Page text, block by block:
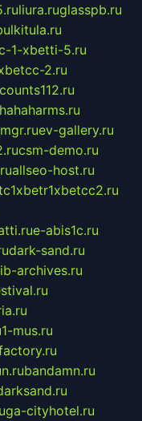
liura.ruglasspb.ru
1-xbetti-5.ru
2.ru
ev-gallery.ru
csm-demo.ru
allseo-host.ru
e-abis1c.ru
dark-sand.ru
archives.ru
1-mus.ru
bandamn.ru
cityhotel.ru